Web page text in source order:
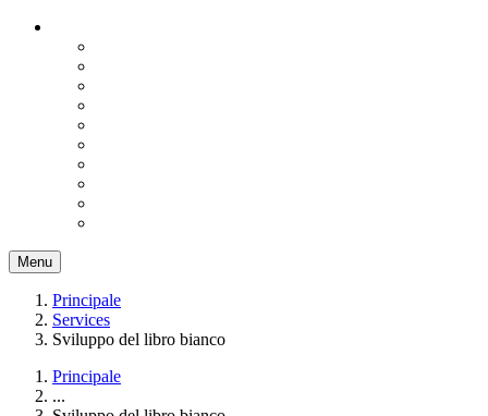
Menu
Principale
Services
Sviluppo del libro bianco
Principale
...